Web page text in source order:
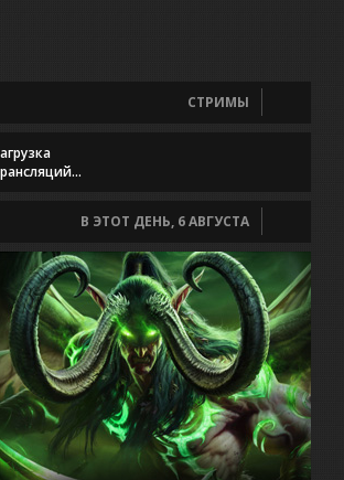
СТРИМЫ
В ЭТОТ ДЕНЬ, 6 АВГУСТА